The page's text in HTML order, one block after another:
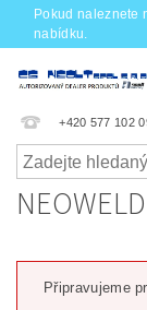
Pokud naleznete
nabídku.
+420 577 102
Připravujeme